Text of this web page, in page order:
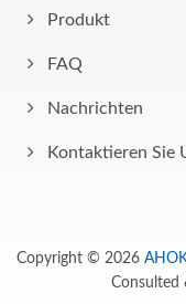
Produkt
FAQ
Nachrichten
Kontaktieren Sie
Copyright © 2026
Consulted